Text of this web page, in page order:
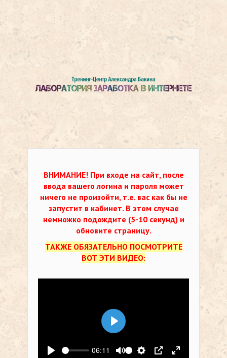
ВНИМАНИЕ! При входе на сайт, после
ввода вашего логина и пароля может
ничего не произойти, т.е. вас как бы не
запустит в кабинет. В этом случае
немножко подождите (5-10 секунд) и
обновите страницу.
ТАКЖЕ ОБЯЗАТЕЛЬНО ПОСМОТРИТЕ
ВОТ ЭТИ ВИДЕО:
06:11
Воспроизвести